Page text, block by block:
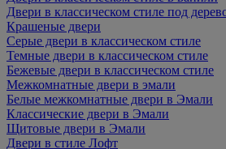
Двери в классическом стиле под
Крашеные двери
Серые двери в классическом стиле
Темные двери в классическом стиле
Бежевые двери в классическом стиле
Межкомнатные двери в эмали
Белые межкомнатные двери в Эмали
Классические двери в Эмали
Щитовые двери в Эмали
Двери в стиле Лофт